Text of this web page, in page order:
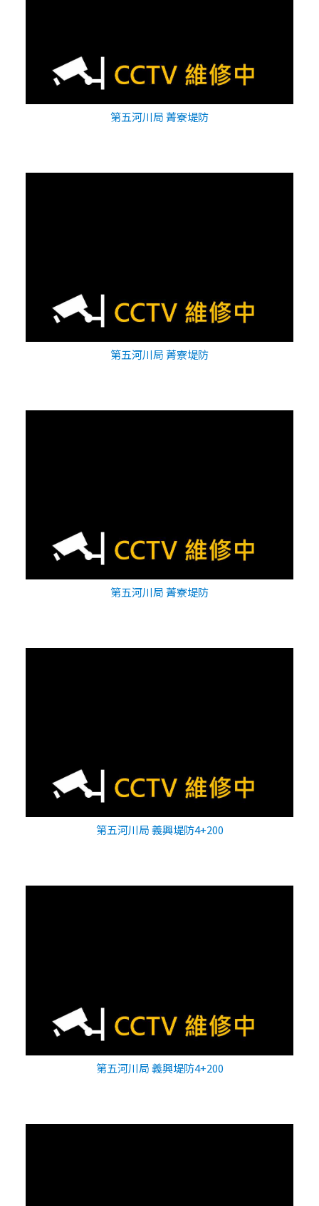
第五河川局 菁寮堤防
第五河川局 菁寮堤防
第五河川局 菁寮堤防
第五河川局 義興堤防4+200
第五河川局 義興堤防4+200